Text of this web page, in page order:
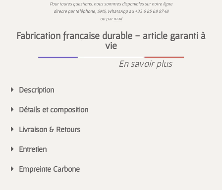
Pour toutes questions, nous sommes disponibles surnotre ligne
directe par téléphone, SMS, WhatsApp au+33 6 85 68 97 48
ou parmail
Fabrication française durable - article garanti à
vie
En savoir plus
Description
Détails et composition
Livraison & Retours
Entretien
Empreinte Carbone